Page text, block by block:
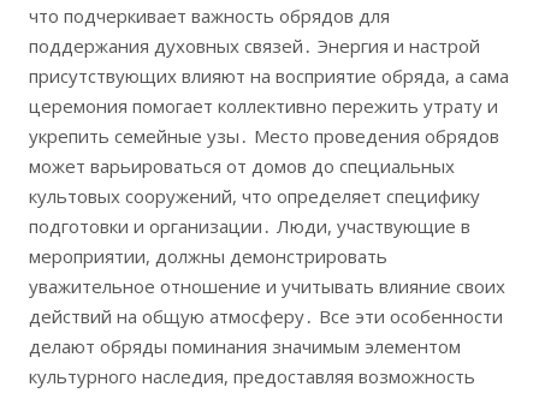
что подчеркивает важность обрядов для
поддержания духовных связей․ Энергия и настрой
присутствующих влияют на восприятие обряда, а сама
церемония помогает коллективно пережить утрату и
укрепить семейные узы․ Место проведения обрядов
может варьироваться от домов до специальных
культовых сооружений, что определяет специфику
подготовки и организации․ Люди, участвующие в
мероприятии, должны демонстрировать
уважительное отношение и учитывать влияние своих
действий на общую атмосферу․ Все эти особенности
делают обряды поминания значимым элементом
культурного наследия, предоставляя возможность